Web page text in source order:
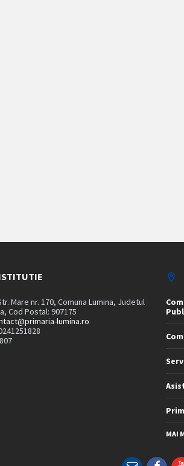
Mare nr. 170, Comuna Lumina, Judetul
Cod Postal: 907175
lumina.ro
MAI
Email